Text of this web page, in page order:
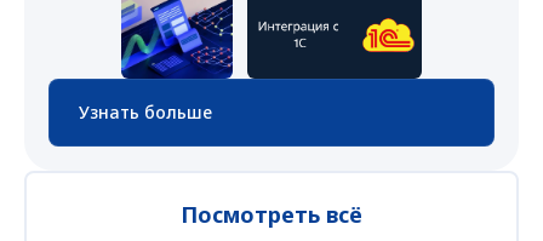
Узнать больше
Посмотреть всё